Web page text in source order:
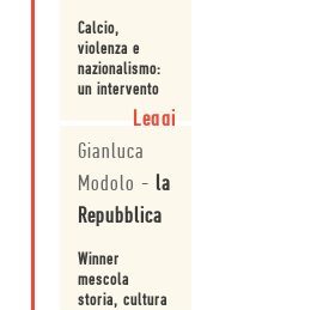
Calcio,
violenza e
nazionalismo:
un intervento
Leggi
Gianluca
Modolo - la
Repubblica
Winner
mescola
storia, cultura